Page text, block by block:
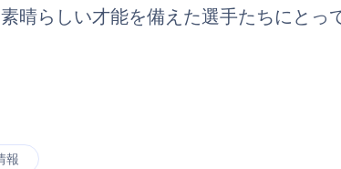
晴らしい才能を備えた選手たちにとっ
報